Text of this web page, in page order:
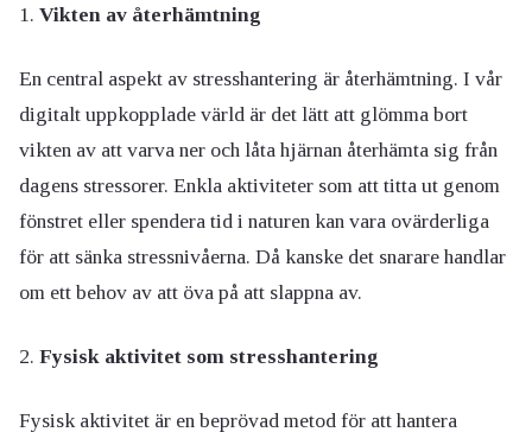
Vikten av återhämtning
En central aspekt av stresshantering är återhämtning. I vår
digitalt uppkopplade värld är det lätt att glömma bort
vikten av att varva ner och låta hjärnan återhämta sig från
dagens stressorer. Enkla aktiviteter som att titta ut genom
fönstret eller spendera tid i naturen kan vara ovärderliga
för att sänka stressnivåerna. Då kanske det snarare handlar
om ett behov av att öva på att slappna av.
Fysisk aktivitet som stresshantering
Fysisk aktivitet är en beprövad metod för att hantera